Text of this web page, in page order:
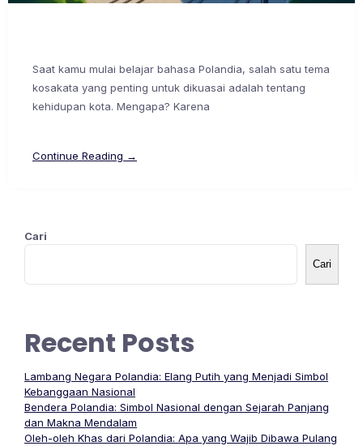
Saat kamu mulai belajar bahasa Polandia, salah satu tema
kosakata yang penting untuk dikuasai adalah tentang
kehidupan kota. Mengapa? Karena
Continue Reading →
Cari
Cari
Recent Posts
Lambang Negara Polandia: Elang Putih yang Menjadi Simbol
Kebanggaan Nasional
Bendera Polandia: Simbol Nasional dengan Sejarah Panjang
dan Makna Mendalam
Oleh-oleh Khas dari Polandia: Apa yang Wajib Dibawa Pulang